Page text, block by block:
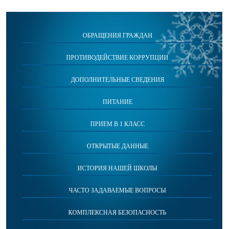
ОБРАЩЕНИЯ ГРАЖДАН
ПРОТИВОДЕЙСТВИЕ КОРРУПЦИИ
ДОПОЛНИТЕЛЬНЫЕ СВЕДЕНИЯ
ПИТАНИЕ
ПРИЕМ В 1 КЛАСС
ОТКРЫТЫЕ ДАННЫЕ
ИСТОРИЯ НАШЕЙ ШКОЛЫ
ЧАСТО ЗАДАВАЕМЫЕ ВОПРОСЫ
КОМПЛЕКСНАЯ БЕЗОПАСНОСТЬ